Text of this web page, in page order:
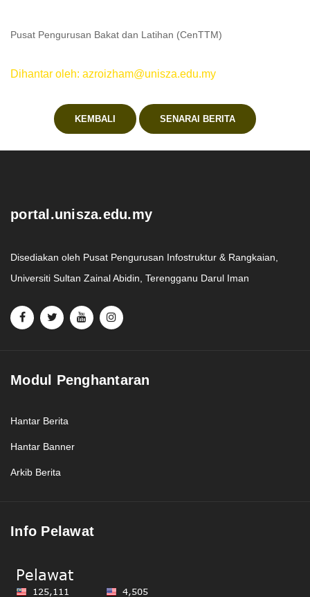
Pusat Pengurusan Bakat dan Latihan (CenTTM)
Dihantar oleh: azroizham@unisza.edu.my
KEMBALI SENARAI BERITA
portal.unisza.edu.my
Disediakan oleh Pusat Pengurusan Infostruktur & Rangkaian,
Universiti Sultan Zainal Abidin, Terengganu Darul Iman
Modul Penghantaran
Hantar Berita
Hantar Banner
Arkib Berita
Info Pelawat